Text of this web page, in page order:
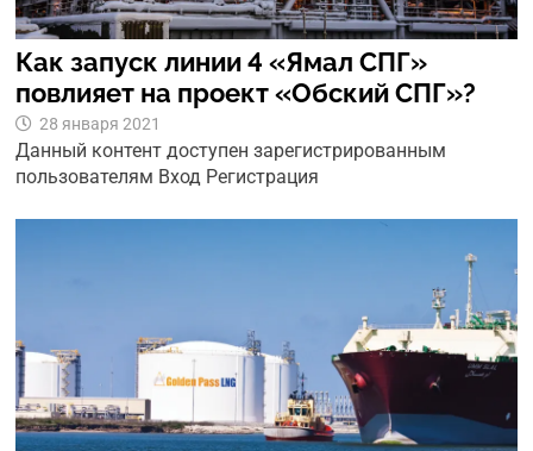
Как запуск линии 4 «Ямал СПГ»
повлияет на проект «Обский СПГ»?
28 января 2021
Данный контент доступен зарегистрированным
пользователям Вход Регистрация